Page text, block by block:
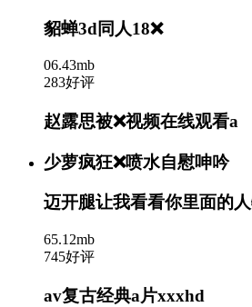
貂蝉3d同人18❌
06.43mb
283好评
赵露思被❌视频在线观看a
少萝疯狂❌喷水自慰呻吟
迈开腿让我看看你里面的
65.12mb
745好评
av复古经典a片xxxhd